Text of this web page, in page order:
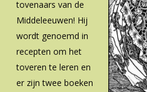
tovenaars van de
Middeleeuwen! Hij
wordt genoemd in
recepten om het
toveren te leren en
er zijn twee boeken